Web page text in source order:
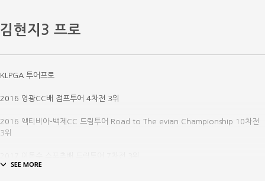
김현지3 프로
KLPGA 투어프로
2016 영광CC배 점프투어 4차전 3위
2016 액티비아-백제CC 드림투어 Road to The evian Championship 10차전
3위